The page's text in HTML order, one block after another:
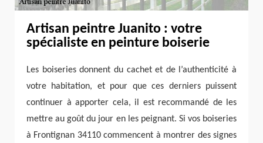
Artisan peintre Juanito : votre
spécialiste en peinture boiserie
Les boiseries donnent du cachet et de l’authenticité à
votre habitation, et pour que ces derniers puissent
continuer à apporter cela, il est recommandé de les
mettre au goût du jour en les peignant. Si vos boiseries
à Frontignan 34110 commencent à montrer des signes